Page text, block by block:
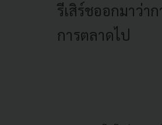
รีเสิร์ชออกมาว่า
การตลาดไป